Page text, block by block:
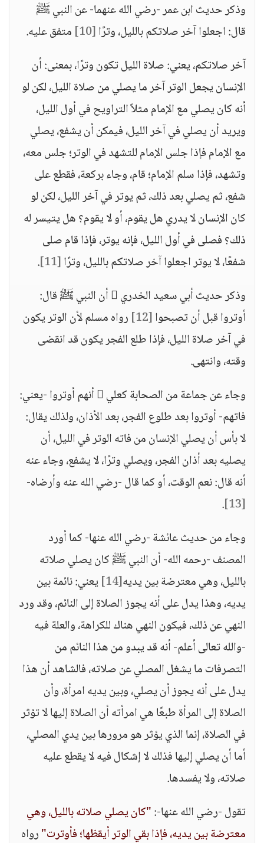
وذكر حديث ابن عمر -رضي الله عنهما- عن النبي ﷺ
قال: اجعلوا آخر صلاتكم بالليل، وترًا[10]
متفق عليه.
آخر صلاتكم، يعني: صلاة الليل تكون وترًا، بمعنى: أن
الإنسان يجعل الوتر آخر ما يصلي من صلاة الليل، لكن لو
أنه كان يصلي مع الإمام مثلاً التراويح في أول الليل،
ويريد أن يصلي في آخر الليل، فيمكن أن يشفع، يصلي
مع الإمام فإذا جلس الإمام للتشهد في الوتر؛ جلس معه،
وتشهد، فإذا سلم الإمام؛ قام، وجاء بركعة، فقطع على
شفع، ثم يصلي بعد ذلك، ثم يوتر في آخر الليل، لكن لو
كان الإنسان لا يدري هل يقوم، أو لا يقوم؟ هل يتيسر له
ذلك؟ فصلى في أول الليل، فإنه يوتر، فإذا قام صلى
شفعًا، لا يوتر اجعلوا آخر صلاتكم بالليل، وترًا[11]
.
وذكر حديث أبي سعيد الخدري  أن النبي ﷺ قال:
أوتروا قبل أن تصبحوا[12]
رواه مسلم لأن الوتر يكون
في آخر صلاة الليل، فإذا طلع الفجر يكون قد انقضى
وقته، وانتهى.
وجاء عن جماعة من الصحابة كعلي  أنهم أوتروا -يعني:
فاتهم- أوتروا بعد طلوع الفجر، بعد الأذان، ولذلك يقال:
لا بأس أن يصلي الإنسان من فاته الوتر في الليل، أن
يصليه بعد أذان الفجر، ويصلي وترًا، لا يشفع، وجاء عنه
أنه قال: نعم الوقت، أو كما قال -رضي الله عنه وأرضاه-
[13]
.
وجاء من حديث عائشة -رضي الله عنها- كما أورد
المصنف -رحمه الله- أن النبي ﷺ كان يصلي صلاته
بالليل، وهي معترضة بين يديه[14]
يعني: نائمة بين
يديه، وهذا يدل على أنه يجوز الصلاة إلى النائم، وقد ورد
النهي عن ذلك، فيكون النهي هناك للكراهة، والعلة فيه
-والله تعالى أعلم- أنه قد يبدو من هذا النائم من
التصرفات ما يشغل المصلي عن صلاته، فالشاهد أن هذا
يدل على أنه يجوز أن يصلي، وبين يديه امرأة، وأن
الصلاة إلى المرأة طبعًا هي امرأته أن الصلاة إليها لا تؤثر
في الصلاة، إنما الذي يؤثر هو مرورها بين يدي المصلي،
أما أن يصلي إليها فذلك لا إشكال فيه لا يقطع عليه
صلاته، ولا يفسدها.
تقول -رضي الله عنها-:"كان يصلي صلاته بالليل، وهي
معترضة بين يديه، فإذا بقي الوتر أيقظها؛ فأوترت"رواه